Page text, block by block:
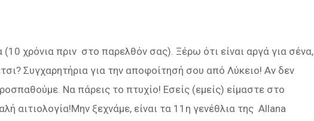
χρόνια πριν στο παρελθόν σας). Ξέρω ότι είναι αργά για σένα,
Συγχαρητήρια για την αποφοίτησή σου από Λύκειο! Αν δεν
Να πάρεις το πτυχίο! Εσείς (εμείς) είμαστε στο
αιτιολογία!Μην ξεχνάμε, είναι τα 11η γενέθλια της Allana